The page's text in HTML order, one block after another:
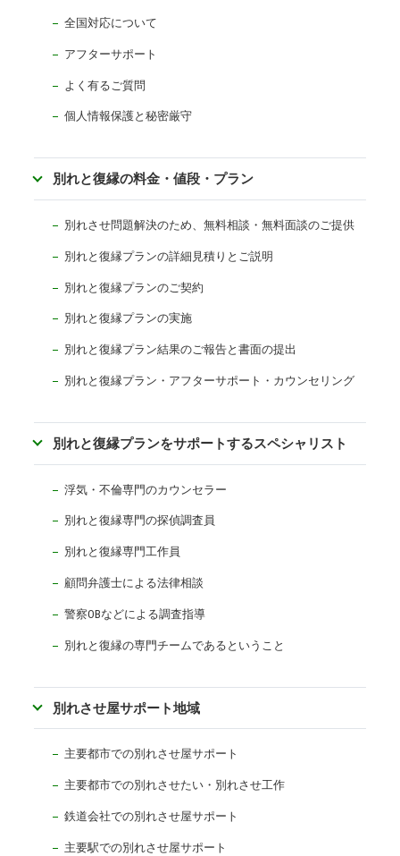
全国対応について
アフターサポート
よく有るご質問
個人情報保護と秘密厳守
別れと復縁の料金・値段・プラン
別れさせ問題解決のため、無料相談・無料面談のご提供
別れと復縁プランの詳細見積りとご説明
別れと復縁プランのご契約
別れと復縁プランの実施
別れと復縁プラン結果のご報告と書面の提出
別れと復縁プラン・アフターサポート・カウンセリング
別れと復縁プランをサポートするスペシャリスト
浮気・不倫専門のカウンセラー
別れと復縁専門の探偵調査員
別れと復縁専門工作員
顧問弁護士による法律相談
警察OBなどによる調査指導
別れと復縁の専門チームであるということ
別れさせ屋サポート地域
主要都市での別れさせ屋サポート
主要都市での別れさせたい・別れさせ工作
鉄道会社での別れさせ屋サポート
主要駅での別れさせ屋サポート